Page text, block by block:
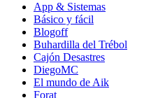
App & Sistemas
Básico y fácil
Blogoff
Buhardilla del Trébol
Cajón Desastres
DiegoMC
El mundo de Aik
Forat